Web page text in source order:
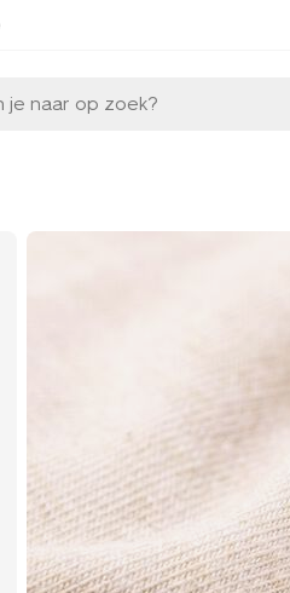
je naar op zoek?